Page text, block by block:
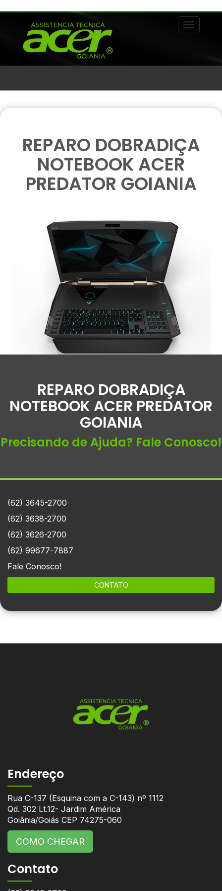
Alternar
REPARO DOBRADIÇA
NOTEBOOK ACER
PREDATOR GOIANIA
REPARO DOBRADIÇA
NOTEBOOK ACER PREDATOR
GOIANIA
Precisando de Ajuda? Fale Conosco!
(62) 3645-2700
(62) 3638-2700
(62) 3626-2700
(62) 99677-7887
Fale Conosco!
CONTATO
Endereço
Rua C-137 (Esquina com a C-143) nº 1112
Qd. 302 Lt.12- Jardim América
Goiânia/Goiás CEP 74275-060
COMO CHEGAR
Contato